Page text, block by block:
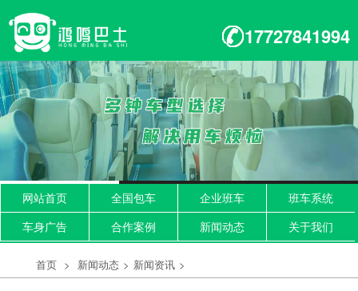
17727841994
网站首页 全国包车 企业班车
班车系统
车身广告
合作案例 新闻动态 关于我们
首页 > 新闻动态 > 新闻资讯 >